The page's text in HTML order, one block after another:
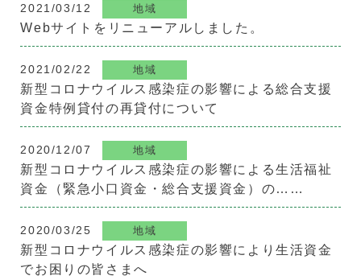
2021/03/12 地域
Webサイトをリニューアルしました。
2021/02/22 地域
新型コロナウイルス感染症の影響による総合支援
資金特例貸付の再貸付について
2020/12/07 地域
新型コロナウイルス感染症の影響による生活福祉
資金（緊急小口資金・総合支援資金）の……
2020/03/25 地域
新型コロナウイルス感染症の影響により生活資金
でお困りの皆さまへ